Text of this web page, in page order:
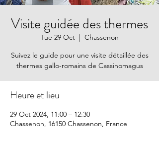
Visite guidée des thermes
Tue 29 Oct
  |
Chassenon
Suivez le guide pour une visite détaillée des
thermes gallo-romains de Cassinomagus
Heure et lieu
29 Oct 2024, 11:00 – 12:30
Chassenon, 16150 Chassenon, France